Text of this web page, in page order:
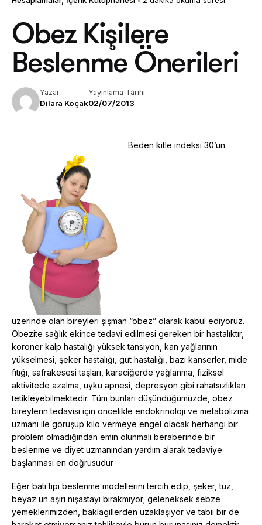
Obez Kişilere
Beslenme Önerileri
Yazar
Dilara Koçak
Yayınlama Tarihi
02/07/2013
Beden kitle indeksi 30’un
üzerinde olan bireyleri şişman “obez” olarak kabul ediyoruz.
Obezite sağlık ekince tedavi edilmesi gereken bir hastalıktır,
koroner kalp hastalığı yüksek tansiyon, kan yağlarının
yükselmesi, şeker hastalığı, gut hastalığı, bazı kanserler, mide
fıtığı, safrakesesi taşları, karaciğerde yağlanma, fiziksel
aktivitede azalma, uyku apnesi, depresyon gibi rahatsızlıkları
tetikleyebilmektedir. Tüm bunları düşündüğümüzde, obez
bireylerin tedavisi için öncelikle endokrinoloji ve metabolizma
uzmanı ile görüşüp kilo vermeye engel olacak herhangi bir
problem olmadığından emin olunmalı beraberinde bir
beslenme ve diyet uzmanından yardım alarak tedaviye
başlanması en doğrusudur
Eğer batı tipi beslenme modellerini tercih edip, şeker, tuz,
beyaz un aşırı nişastayı bırakmıyor; geleneksek sebze
yemeklerimizden, baklagillerden uzaklaşıyor ve tabii bir de